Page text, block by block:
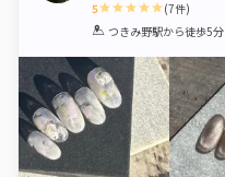
5
1 2 3 4 5
(7件)
つきみ野駅から徒歩5分